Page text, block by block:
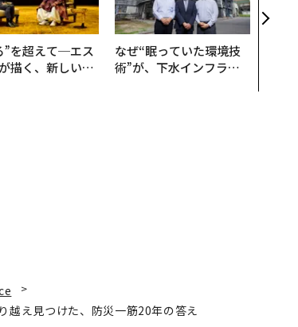
”を超えて─エス
描く、新しい日
なぜ“眠っていた環境技
術”が、下水インフラを
越え見つけた、防災一筋20年の答え